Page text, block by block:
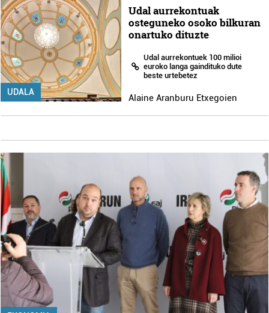
UDALA
Udal aurrekontuak
osteguneko osoko bilkuran
onartuko dituzte
Udal aurrekontuek 100 milioi
euroko langa gaindituko dute
beste urtebetez
Alaine Aranburu Etxegoien